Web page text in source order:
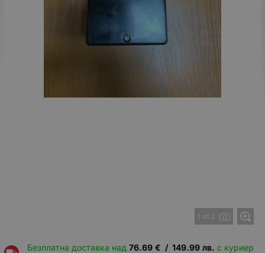
1 от 2
Безплатна доставка над 76.69 € / 149.99 лв. с куриер